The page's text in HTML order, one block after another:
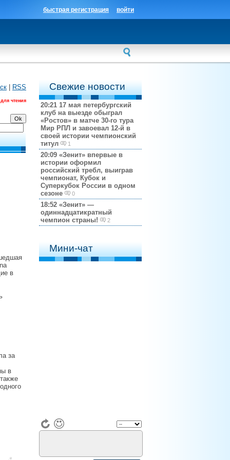
войти
быстрая регистрация
Свежие новости
20:21 17 мая петербургский
клуб на выезде обыграл
«Ростов» в матче 30-го тура
Мир РПЛ и завоевал 12-й в
своей истории чемпионский
титул
1
20:09 «Зенит» впервые в
истории оформил
российский требл, выиграв
чемпионат, Кубок и
Суперкубок России в одном
сезоне
0
18:52 «Зенит» —
одиннадцатикратный
чемпион страны!
2
Мини-чат
RSS
чтения
в
за
в